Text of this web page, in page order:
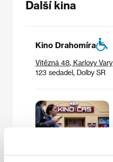
Další kina
Kino Drahomíra
Vítězná 48, Karlovy Vary
123 sedadel, Dolby SR